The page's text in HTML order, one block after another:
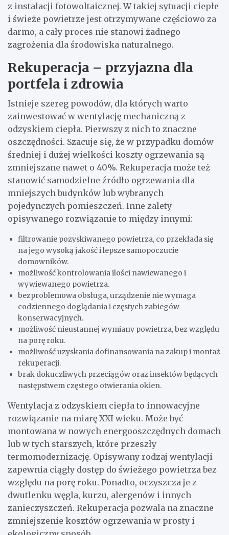
z instalacji fotowoltaicznej. W takiej sytuacji ciepłe
i świeże powietrze jest otrzymywane częściowo za
darmo, a cały proces nie stanowi żadnego
zagrożenia dla środowiska naturalnego.
Rekuperacja – przyjazna dla
portfela i zdrowia
Istnieje szereg powodów, dla których warto
zainwestować w wentylację mechaniczną z
odzyskiem ciepła. Pierwszy z nich to znaczne
oszczędności. Szacuje się, że w przypadku domów
średniej i dużej wielkości koszty ogrzewania są
zmniejszane nawet o 40%. Rekuperacja może też
stanowić samodzielne źródło ogrzewania dla
mniejszych budynków lub wybranych
pojedynczych pomieszczeń. Inne zalety
opisywanego rozwiązanie to między innymi:
filtrowanie pozyskiwanego powietrza, co przekłada się
na jego wysoką jakość i lepsze samopoczucie
domowników.
możliwość kontrolowania ilości nawiewanego i
wywiewanego powietrza.
bezproblemowa obsługa, urządzenie nie wymaga
codziennego doglądania i częstych zabiegów
konserwacyjnych.
możliwość nieustannej wymiany powietrza, bez względu
na porę roku.
możliwość uzyskania dofinansowania na zakup i montaż
rekuperacji.
brak dokuczliwych przeciągów oraz insektów będących
następstwem częstego otwierania okien.
Wentylacja z odzyskiem ciepła to innowacyjne
rozwiązanie na miarę XXI wieku. Może być
montowana w nowych energooszczędnych domach
lub w tych starszych, które przeszły
termomodernizację. Opisywany rodzaj wentylacji
zapewnia ciągły dostęp do świeżego powietrza bez
względu na porę roku. Ponadto, oczyszcza je z
dwutlenku węgla, kurzu, alergenów i innych
zanieczyszczeń. Rekuperacja pozwala na znaczne
zmniejszenie kosztów ogrzewania w prosty i